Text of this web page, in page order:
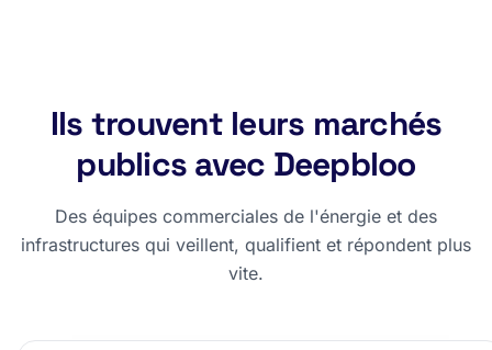
Ils trouvent leurs marchés
publics avec Deepbloo
Des équipes commerciales de l'énergie et des
infrastructures qui veillent, qualifient et répondent plus
vite.